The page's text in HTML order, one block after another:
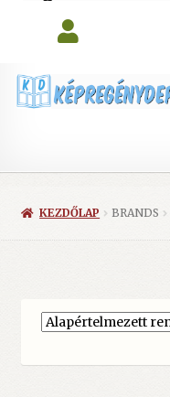
KEZDŐLAP BRANDS